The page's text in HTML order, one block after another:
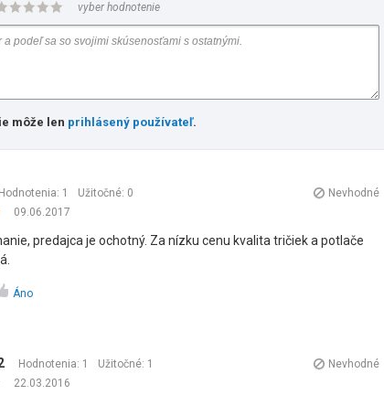
vyber hodnotenie
môže len prihlásený používateľ.
Hodnotenia: 1 Užitočné: 0
Nevhodné
09.06.2017
predajca je ochotný. Za nízku cenu kvalita tričiek a potlače
Áno
Hodnotenia: 1 Užitočné: 1
Nevhodné
22.03.2016